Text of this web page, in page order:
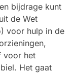
bijdrage kunt
de Wet
voor hulp in de
voor het
Het gaat